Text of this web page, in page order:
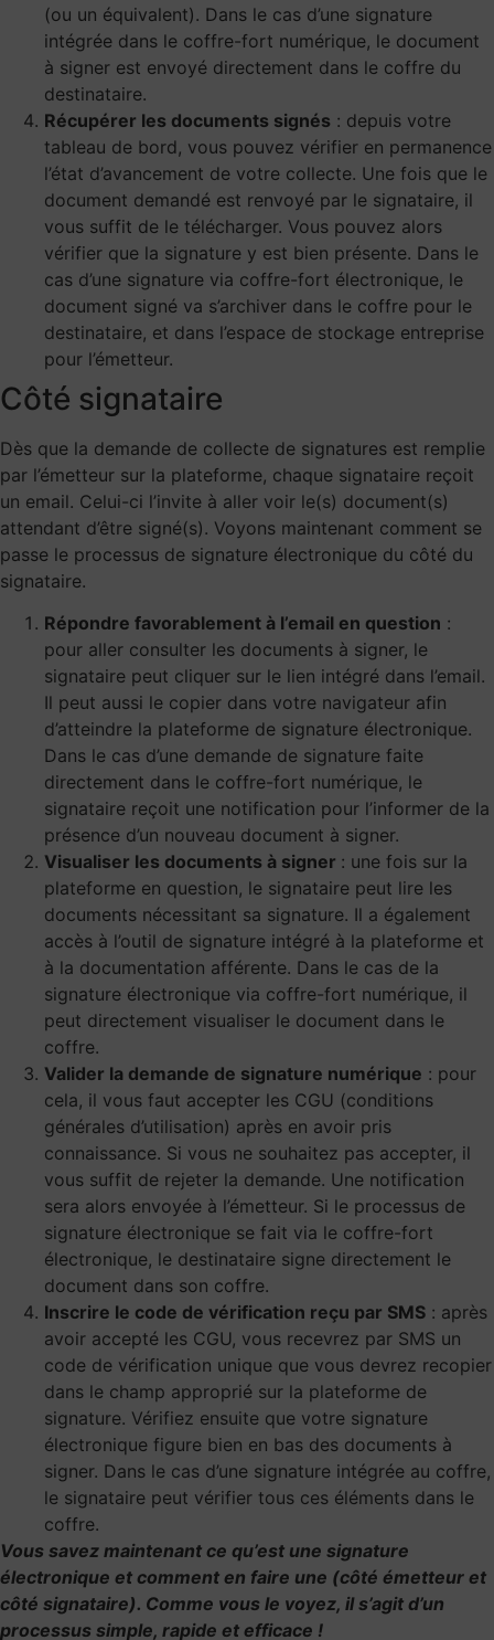
(ou un équivalent). Dans le cas d’une signature
intégrée dans le coffre-fort numérique, le document
à signer est envoyé directement dans le coffre du
destinataire.
Récupérer les documents signés : depuis votre
tableau de bord, vous pouvez vérifier en permanence
l’état d’avancement de votre collecte. Une fois que le
document demandé est renvoyé par le signataire, il
vous suffit de le télécharger. Vous pouvez alors
vérifier que la signature y est bien présente. Dans le
cas d’une signature via coffre-fort électronique, le
document signé va s’archiver dans le coffre pour le
destinataire, et dans l’espace de stockage entreprise
pour l’émetteur.
Côté signataire
Dès que la demande de collecte de signatures est remplie
par l’émetteur sur la plateforme, chaque signataire reçoit
un email. Celui-ci l’invite à aller voir le(s) document(s)
attendant d’être signé(s). Voyons maintenant comment se
passe le processus de signature électronique du côté du
signataire.
Répondre favorablement à l’email en question :
pour aller consulter les documents à signer, le
signataire peut cliquer sur le lien intégré dans l’email.
Il peut aussi le copier dans votre navigateur afin
d’atteindre la plateforme de signature électronique.
Dans le cas d’une demande de signature faite
directement dans le coffre-fort numérique, le
signataire reçoit une notification pour l’informer de la
présence d’un nouveau document à signer.
Visualiser les documents à signer : une fois sur la
plateforme en question, le signataire peut lire les
documents nécessitant sa signature. Il a également
accès à l’outil de signature intégré à la plateforme et
à la documentation afférente. Dans le cas de la
signature électronique via coffre-fort numérique, il
peut directement visualiser le document dans le
coffre.
Valider la demande de signature numérique : pour
cela, il vous faut accepter les CGU (conditions
générales d’utilisation) après en avoir pris
connaissance. Si vous ne souhaitez pas accepter, il
vous suffit de rejeter la demande. Une notification
sera alors envoyée à l’émetteur. Si le processus de
signature électronique se fait via le coffre-fort
électronique, le destinataire signe directement le
document dans son coffre.
Inscrire le code de vérification reçu par SMS : après
avoir accepté les CGU, vous recevrez par SMS un
code de vérification unique que vous devrez recopier
dans le champ approprié sur la plateforme de
signature. Vérifiez ensuite que votre signature
électronique figure bien en bas des documents à
signer. Dans le cas d’une signature intégrée au coffre,
le signataire peut vérifier tous ces éléments dans le
coffre.
Vous savez maintenant ce qu’est une signature
électronique et comment en faire une (côté émetteur et
côté signataire). Comme vous le voyez, il s’agit d’un
processus simple, rapide et efficace !